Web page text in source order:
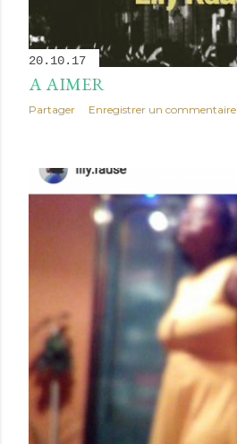
20.10.17
A AIMER
Partager Enregistrer un commentaire